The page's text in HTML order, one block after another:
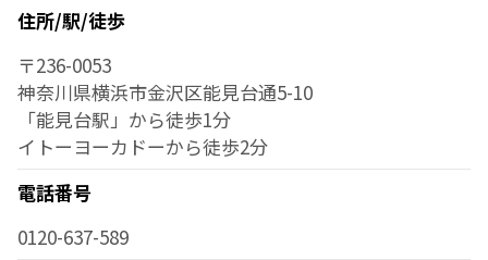
住所/駅/徒歩
〒236-0053
神奈川県横浜市金沢区能見台通5-10
「能見台駅」から徒歩1分
イトーヨーカドーから徒歩2分
電話番号
0120-637-589